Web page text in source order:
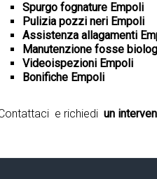
Spurgo fognature Empoli
Pulizia pozzi neri Empoli
Assistenza allagamenti
Manutenzione fosse
Videoispezioni Empoli
Bonifiche Empoli
e richiedi un